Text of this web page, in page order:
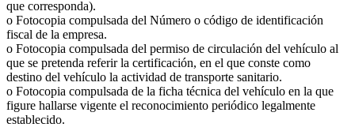
que corresponda).
o Fotocopia compulsada del Número o código de identificación
fiscal de la empresa.
o Fotocopia compulsada del permiso de circulación del vehículo al
que se pretenda referir la certificación, en el que conste como
destino del vehículo la actividad de transporte sanitario.
o Fotocopia compulsada de la ficha técnica del vehículo en la que
figure hallarse vigente el reconocimiento periódico legalmente
establecido.